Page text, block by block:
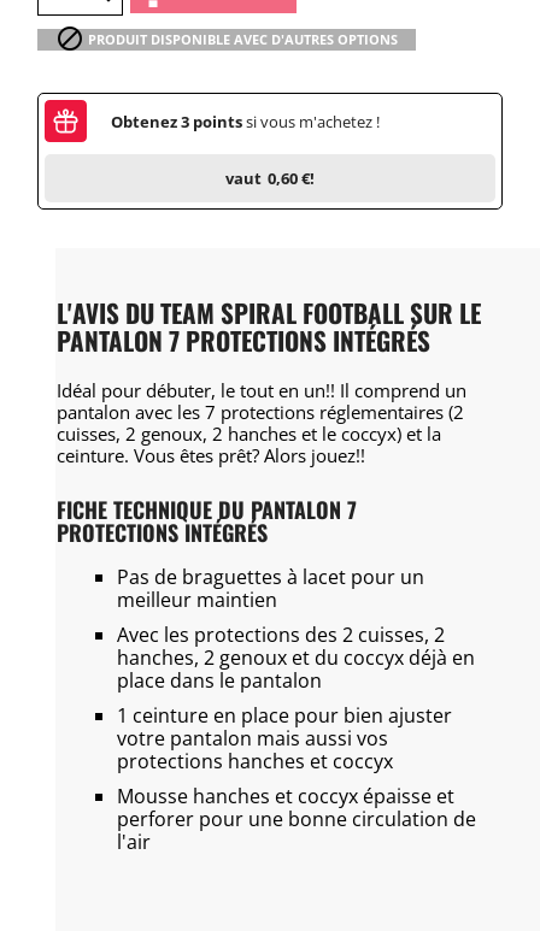
 PRODUIT DISPONIBLE AVEC D'AUTRES OPTIONS
Obtenez3 pointssi vous m'achetez !
vaut 0,60 €!
L'AVIS DU TEAM SPIRAL FOOTBALL SUR LE
PANTALON 7 PROTECTIONS INTÉGRÉS
Idéal pour débuter, le tout en un!! Il comprend un
pantalon avec les 7 protections réglementaires (2
cuisses, 2 genoux, 2 hanches et le coccyx) et la
ceinture. Vous êtes prêt? Alors jouez!!
FICHE TECHNIQUE DU PANTALON 7
PROTECTIONS INTÉGRÉS
Pas de braguettes à lacet pour un
meilleur maintien
Avec les protections des 2 cuisses, 2
hanches, 2 genoux et du coccyx déjà en
place dans le pantalon
1 ceinture en place pour bien ajuster
votre pantalon mais aussi vos
protections hanches et coccyx
Mousse hanches et coccyx épaisse et
perforer pour une bonne circulation de
l'air